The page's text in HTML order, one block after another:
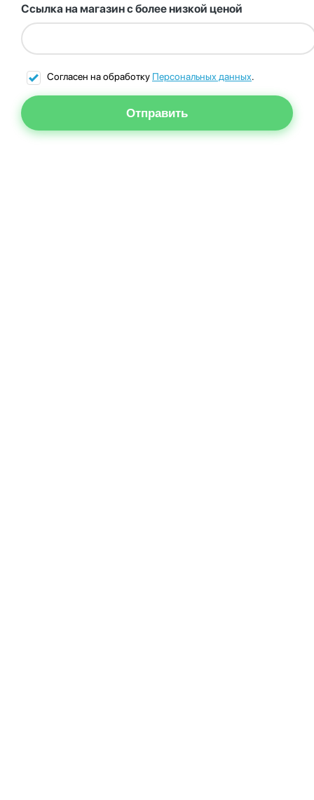
Ссылка на магазин с более низкой ценой
Согласен на обработку Персональных данных.
Отправить